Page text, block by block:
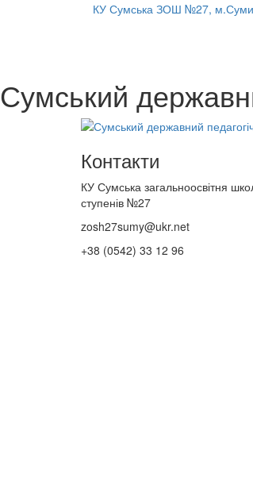
КУ Сумська ЗОШ №27, м.Суми
Сумський
Контакти
КУ Сумська загальноосвітня
ступенів №27
zosh27sumy@ukr.net
+38 (0542) 33 12 96